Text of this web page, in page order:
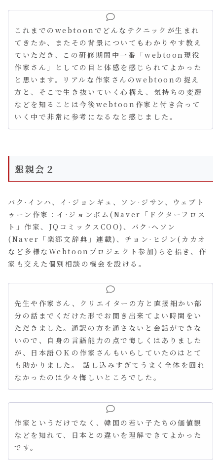
これまでのwebtoonでどんなテクニックが生まれ
てきたか、またその背景についてもわかりやす教え
ていただき、この研修期間中一番「webtoon現役
作家さん」としての目と体感を感じられてよかった
と思います。リアルな作家さんのwebtoonの捉え
方と、そこで生き抜いていく心構え、気持ちの変遷
などを知ることは今後webtoon作家と付き合って
いく中で非常に参考になるなと感じました。
懇親会２
パク·インハ、イ·ジョンギュ、ソン·ジサン、ウェブト
ゥーン作家：イ·ジョンボム(Naver「ドクターフロス
ト」作家、JQコミックスCOO)、パク·ヘソン
(Naver「楽郷文辞典」連載)、チョン·ヒジン(カカオ
など多様なWebtoonプロジェクト参加)らを招き、作
家も交えた個別相談の機会を設ける。
先生や作家さん、クリエイターの方と直接細かい部
分の話までくだけた形でお聞き出来てよい時間をい
ただきました。通訳の方を通さないと会話ができな
いので、自身の言語能力の点で悔しくはありました
が、日本語ＯＫの作家さんもいらしていたのはとて
も助かりました。 話し込みすぎてうまく全体を回れ
なかったのは少々悔しいところでした。
作家というだけでなく、韓国の若い子たちの価値観
などを知れて、日本との違いを理解できてよかった
です。